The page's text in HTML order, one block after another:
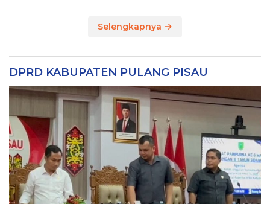
Selengkapnya
DPRD KABUPATEN PULANG PISAU